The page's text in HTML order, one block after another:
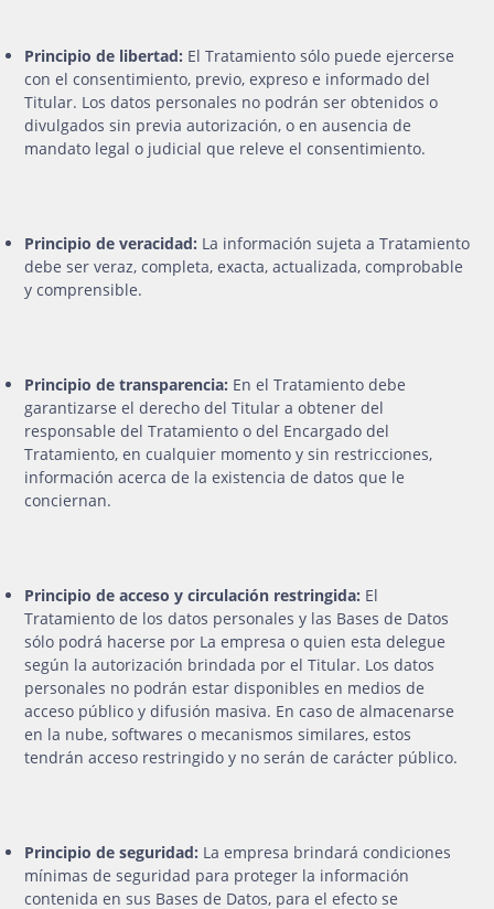
Principio de libertad: El Tratamiento sólo puede ejercerse
con el consentimiento, previo, expreso e informado del
Titular. Los datos personales no podrán ser obtenidos o
divulgados sin previa autorización, o en ausencia de
mandato legal o judicial que releve el consentimiento.
Principio de veracidad: La información sujeta a Tratamiento
debe ser veraz, completa, exacta, actualizada, comprobable
y comprensible.
Principio de transparencia: En el Tratamiento debe
garantizarse el derecho del Titular a obtener del
responsable del Tratamiento o del Encargado del
Tratamiento, en cualquier momento y sin restricciones,
información acerca de la existencia de datos que le
conciernan.
Principio de acceso y circulación restringida: El
Tratamiento de los datos personales y las Bases de Datos
sólo podrá hacerse por La empresa o quien esta delegue
según la autorización brindada por el Titular. Los datos
personales no podrán estar disponibles en medios de
acceso público y difusión masiva. En caso de almacenarse
en la nube, softwares o mecanismos similares, estos
tendrán acceso restringido y no serán de carácter público.
Principio de seguridad: La empresa brindará condiciones
mínimas de seguridad para proteger la información
contenida en sus Bases de Datos, para el efecto se